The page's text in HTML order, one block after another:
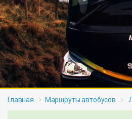
Главная Маршруты автобусов